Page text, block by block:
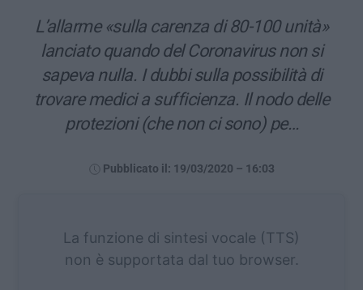
L’allarme «sulla carenza di 80-100 unità»
lanciato quando del Coronavirus non si
sapeva nulla. I dubbi sulla possibilità di
trovare medici a sufficienza. Il nodo delle
protezioni (che non ci sono) pe…
Pubblicato il: 19/03/2020 – 16:03
La funzione di sintesi vocale (TTS)
non è supportata dal tuo browser.